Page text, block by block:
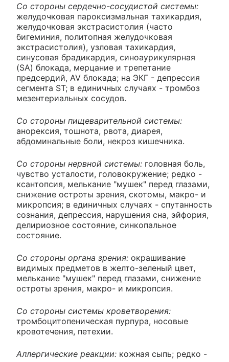
Со стороны сердечно-сосудистой системы:
желудочковая пароксизмальная тахикардия,
желудочковая экстрасистолия (часто
бигеминия, политопная желудочковая
экстрасистолия), узловая тахикардия,
синусовая брадикардия, синоаурикулярная
(SA) блокада, мерцание и трепетание
предсердий, AV блокада; на ЭКГ - депрессия
сегмента ST; в единичных случаях - тромбоз
мезентериальных сосудов.
Со стороны пищеварительной системы:
анорексия, тошнота, рвота, диарея,
абдоминальные боли, некроз кишечника.
Со стороны нервной системы: головная боль,
чувство усталости, головокружение; редко -
ксантопсия, мелькание "мушек" перед глазами,
снижение остроты зрения, скотомы, макро- и
микропсия; в единичных случаях - спутанность
сознания, депрессия, нарушения сна, эйфория,
делириозное состояние, синкопальное
состояние.
Со стороны органа зрения: окрашивание
видимых предметов в желто-зеленый цвет,
мелькание "мушек" перед глазами, снижение
остроты зрения, макро- и микропсия.
Со стороны системы кроветворения:
тромбоцитопеническая пурпура, носовые
кровотечения, петехии.
Аллергические реакции: кожная сыпь; редко -